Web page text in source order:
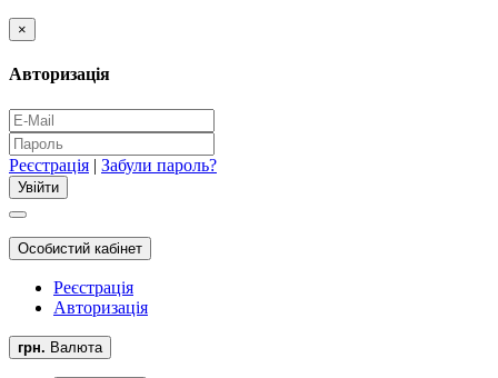
×
Авторизація
Реєстрація | Забули пароль?
Особистий кабінет
Реєстрація
Авторизація
грн. Валюта